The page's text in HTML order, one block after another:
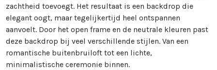
zachtheid toevoegt. Het resultaat is een backdrop die
elegant oogt, maar tegelijkertijd heel ontspannen
aanvoelt. Door het open frame en de neutrale kleuren past
deze backdrop bij veel verschillende stijlen. Van een
romantische buitenbruiloft tot een lichte,
minimalistische ceremonie binnen.